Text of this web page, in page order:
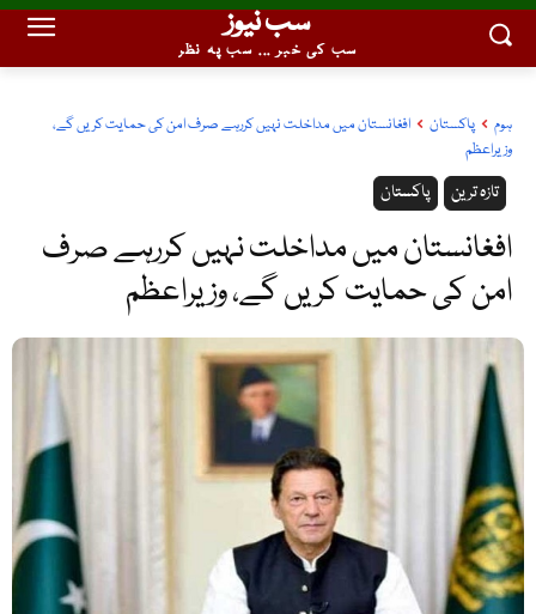
سب نیوز
سب کی خبر ... سب پہ نظر
ہوم پاکستان
افغانستان میں مداخلت نہیں کررہے صرف امن کی حمایت کریں گے،
وزیراعظم
پاکستان تازہ ترین
افغانستان میں مداخلت نہیں کررہے صرف
امن کی حمایت کریں گے، وزیراعظم